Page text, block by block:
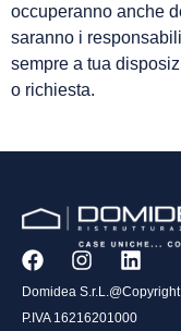
occuperanno anche
saranno i
sempre a tua
o richiesta.
Domidea
P.IVA 16216201000